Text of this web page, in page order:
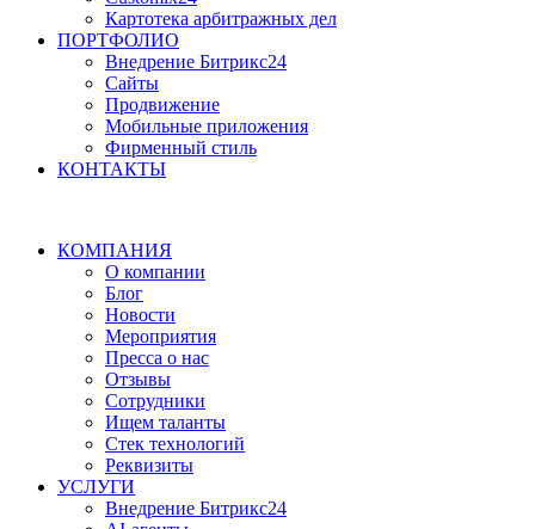
Картотека арбитражных дел
ПОРТФОЛИО
Внедрение Битрикс24
Сайты
Продвижение
Мобильные приложения
Фирменный стиль
КОНТАКТЫ
КОМПАНИЯ
О компании
Блог
Новости
Мероприятия
Пресса о нас
Отзывы
Сотрудники
Ищем таланты
Стек технологий
Реквизиты
УСЛУГИ
Внедрение Битрикс24